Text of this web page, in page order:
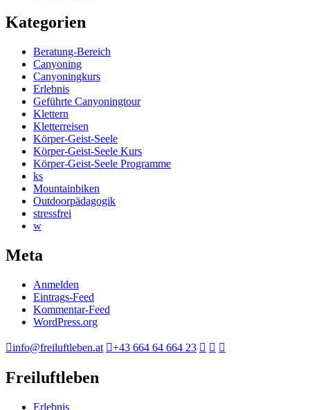
Kategorien
Beratung-Bereich
Canyoning
Canyoningkurs
Erlebnis
Geführte Canyoningtour
Klettern
Kletterreisen
Körper-Geist-Seele
Körper-Geist-Seele Kurs
Körper-Geist-Seele Programme
ks
Mountainbiken
Outdoorpädagogik
stressfrei
w
Meta
Anmelden
Eintrags-Feed
Kommentar-Feed
WordPress.org
info@freiluftleben.at +43 664 64 664 23
Freiluftleben
Erlebnis